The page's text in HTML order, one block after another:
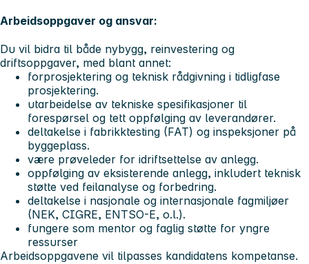
Arbeidsoppgaver og ansvar:
Du vil bidra til både nybygg, reinvestering og
driftsoppgaver, med blant annet:
forprosjektering og teknisk rådgivning i tidligfase
prosjektering.
utarbeidelse av tekniske spesifikasjoner til
forespørsel og tett oppfølging av leverandører.
deltakelse i fabrikktesting (FAT) og inspeksjoner på
byggeplass.
være prøveleder for idriftsettelse av anlegg.
oppfølging av eksisterende anlegg, inkludert teknisk
støtte ved feilanalyse og forbedring.
deltakelse i nasjonale og internasjonale fagmiljøer
(NEK, CIGRE, ENTSO-E, o.l.).
fungere som mentor og faglig støtte for yngre
ressurser
Arbeidsoppgavene vil tilpasses kandidatens kompetanse.